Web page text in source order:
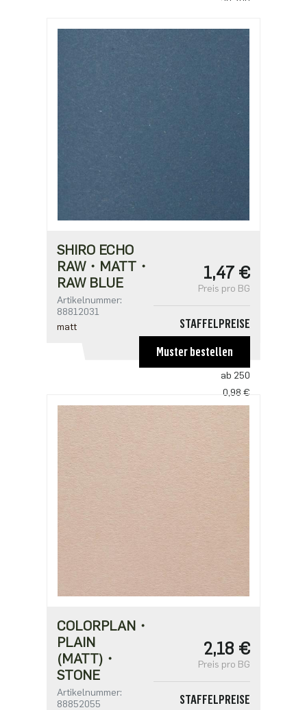
ab 1000
SHIRO ECHO
RAW・MATT・
RAW BLUE
Artikelnummer:
88812031
matt
1,47 €
Preis pro BG
STAFFELPREISE
1,47 €
ab 250
0,98 €
ab 500
ab 1250
0,82 €
ab 2500
Muster bestellen
COLORPLAN・
PLAIN
(MATT)・
STONE
Artikelnummer:
88852055
2,18 €
Preis pro BG
STAFFELPREISE